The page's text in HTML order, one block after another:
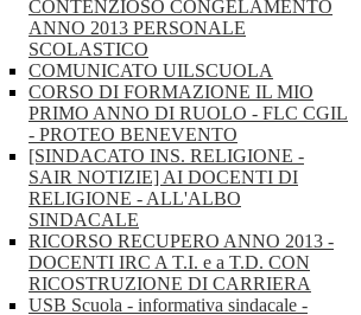
CONTENZIOSO CONGELAMENTO
ANNO 2013 PERSONALE
SCOLASTICO
COMUNICATO UILSCUOLA
CORSO DI FORMAZIONE IL MIO
PRIMO ANNO DI RUOLO - FLC CGIL
- PROTEO BENEVENTO
[SINDACATO INS. RELIGIONE -
SAIR NOTIZIE] AI DOCENTI DI
RELIGIONE - ALL'ALBO
SINDACALE
RICORSO RECUPERO ANNO 2013 -
DOCENTI IRC A T.I. e a T.D. CON
RICOSTRUZIONE DI CARRIERA
USB Scuola - informativa sindacale -